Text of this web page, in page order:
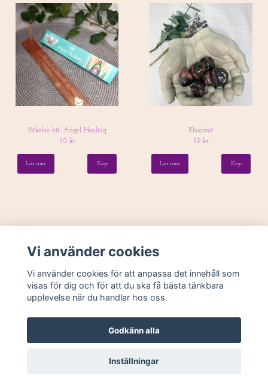
Rökelse-kit, Angel Healing
50 kr
Läs mer
Rhodonit
59 kr
Läs mer
© Copyright 2026 Monicas Änglar Harmoni & Balans
Vi använder cookies
Vi använder cookies för att anpassa det innehåll som
visas för dig och för att du ska få bästa tänkbara
upplevelse när du handlar hos oss.
Godkänn alla
Inställningar